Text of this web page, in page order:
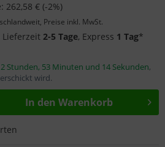
262,58 € (-2%)
Preise inkl. MwSt.
Lieferzeit 2-5 Tage, Express 1 Tag*
Stunden, 53 Minuten und 13 Sekunden,
wird.
In den Warenkorb